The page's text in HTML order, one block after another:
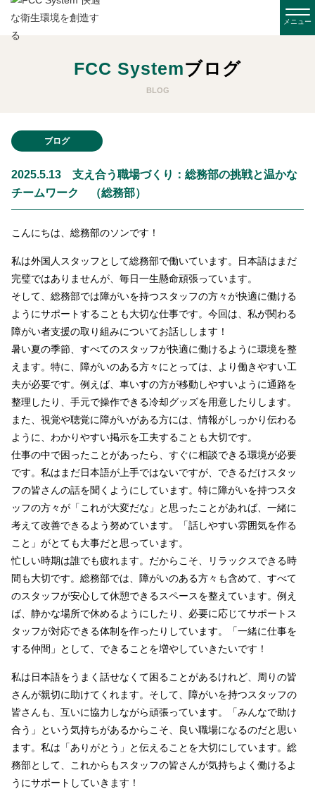
FCC Systemブログ
BLOG
ブログ
2025.5.13 支え合う職場づくり：総務部の挑戦と温かな
チームワーク （総務部）
こんにちは、総務部のソンです！
私は外国人スタッフとして総務部で働いています。日本語はまだ
完璧ではありませんが、毎日一生懸命頑張っています。
そして、総務部では障がいを持つスタッフの方々が快適に働ける
ようにサポートすることも大切な仕事です。今回は、私が関わる
障がい者支援の取り組みについてお話しします！
暑い夏の季節、すべてのスタッフが快適に働けるように環境を整
えます。特に、障がいのある方々にとっては、より働きやすい工
夫が必要です。例えば、車いすの方が移動しやすいように通路を
整理したり、手元で操作できる冷却グッズを用意したりします。
また、視覚や聴覚に障がいがある方には、情報がしっかり伝わる
ように、わかりやすい掲示を工夫することも大切です。
仕事の中で困ったことがあったら、すぐに相談できる環境が必要
です。私はまだ日本語が上手ではないですが、できるだけスタッ
フの皆さんの話を聞くようにしています。特に障がいを持つスタ
ッフの方々が「これが大変だな」と思ったことがあれば、一緒に
考えて改善できるよう努めています。「話しやすい雰囲気を作る
こと」がとても大事だと思っています。
忙しい時期は誰でも疲れます。だからこそ、リラックスできる時
間も大切です。総務部では、障がいのある方々も含めて、すべて
のスタッフが安心して休憩できるスペースを整えています。例え
ば、静かな場所で休めるようにしたり、必要に応じてサポートス
タッフが対応できる体制を作ったりしています。「一緒に仕事を
する仲間」として、できることを増やしていきたいです！
私は日本語をうまく話せなくて困ることがあるけれど、周りの皆
さんが親切に助けてくれます。そして、障がいを持つスタッフの
皆さんも、互いに協力しながら頑張っています。「みんなで助け
合う」という気持ちがあるからこそ、良い職場になるのだと思い
ます。私は「ありがとう」と伝えることを大切にしています。総
務部として、これからもスタッフの皆さんが気持ちよく働けるよ
うにサポートしていきます！